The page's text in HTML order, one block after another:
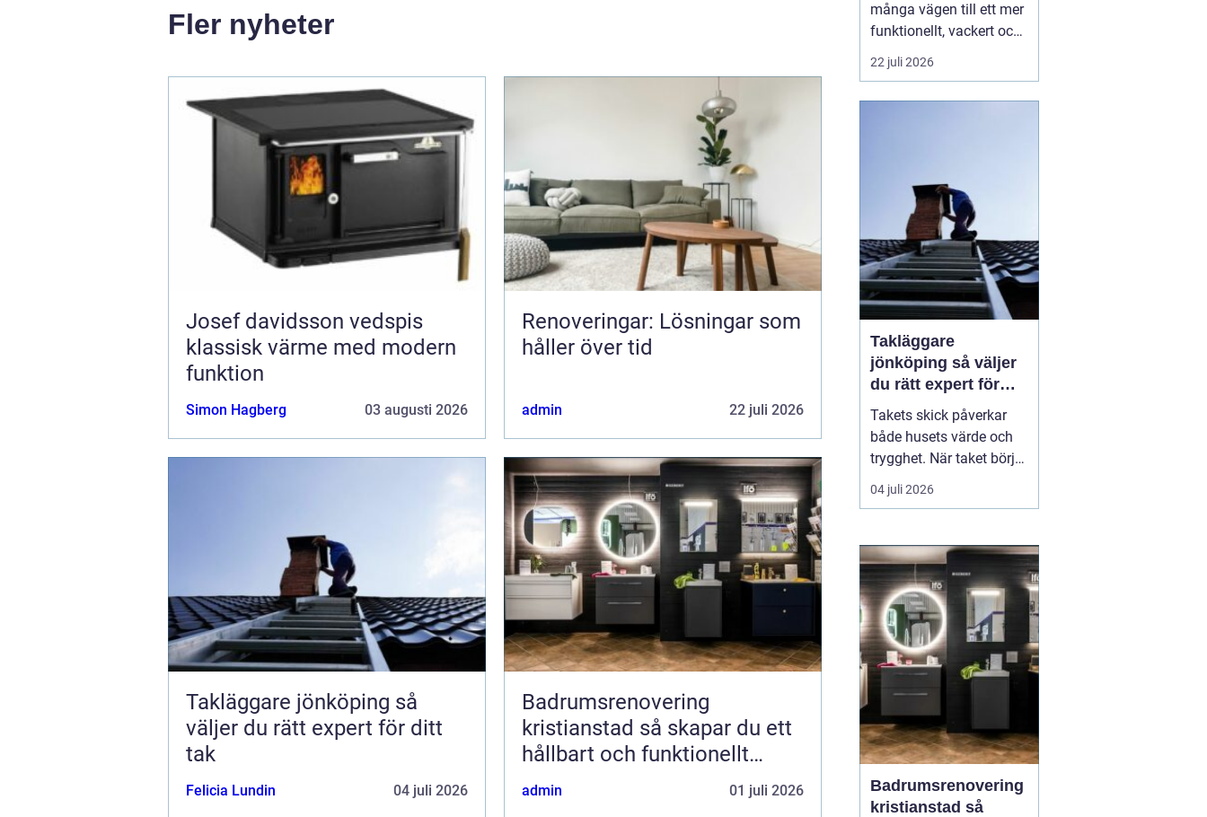
Fler nyheter
Josef davidsson vedspis
klassisk värme med modern
funktion
Simon Hagberg 03 augusti 2026
Renoveringar: Lösningar som
håller över tid
admin 22 juli 2026
Takläggare jönköping så
väljer du rätt expert för ditt
tak
Felicia Lundin 04 juli 2026
Badrumsrenovering
kristianstad så skapar du ett
hållbart och funktionellt
badrum
admin 01 juli 2026
många vägen till ett mer
funktionellt, vackert och
värdefullt hem. Med rätt
planering, smarta
22 juli 2026
Takläggare
jönköping så väljer
du rätt expert för
ditt tak
Takets skick påverkar
både husets värde och
trygghet. När taket börjar
bli slitet handlar det inte
bara om utseende, utan
konstruktionen från fukt,
mögel och onödigt dyra
skador. Många
villaägare i Jönköping
ställer sig därför frågan:
n...
04 juli 2026
Badrumsrenovering
kristianstad så